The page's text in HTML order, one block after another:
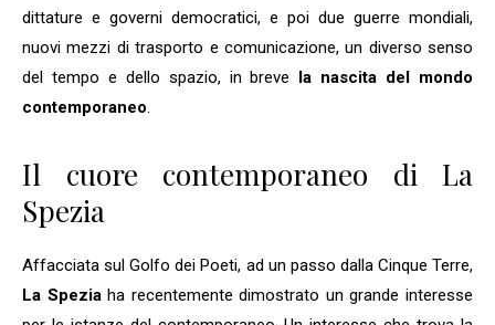
dittature e governi democratici, e poi due guerre mondiali,
nuovi mezzi di trasporto e comunicazione, un diverso senso
del tempo e dello spazio, in breve la nascita del mondo
contemporaneo.
Il cuore contemporaneo di La
Spezia
Affacciata sul Golfo dei Poeti, ad un passo dalla Cinque Terre,
La Speziaha recentemente dimostrato un grande interesse